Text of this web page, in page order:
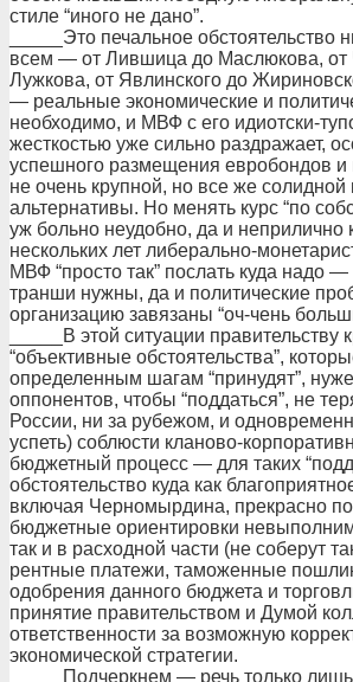
стиле “иного не дано”.
_____Это печальное обстоятельство
всем — от Лившица до Маслюкова, от
Лужкова, от Явлинского до
— реальные экономические и
необходимо, и МВФ с его идиотски-
жесткостью уже сильно раздражает,
успешного размещения евробондов и
не очень крупной, но все же солидной
альтернативы. Но менять курс “по
уж больно неудобно, да и неприлично
нескольких лет либерально-
МВФ “просто так” послать куда надо
транши нужны, да и политические
организацию завязаны “оч-чень
_____В этой ситуации
“объективные обстоятельства”,
определенным шагам “принудят”,
оппонентов, чтобы “поддаться”, не
России, ни за рубежом, и
успеть) соблюсти кланово-
бюджетный процесс — для таких
обстоятельство куда как
включая Черномырдина, прекрасно
бюджетные ориентировки
так и в расходной части (не соберут
рентные платежи, таможенные
одобрения данного бюджета и
принятие правительством и Думой
ответственности за возможную
экономической стратегии.
_____Подчеркнем — речь только